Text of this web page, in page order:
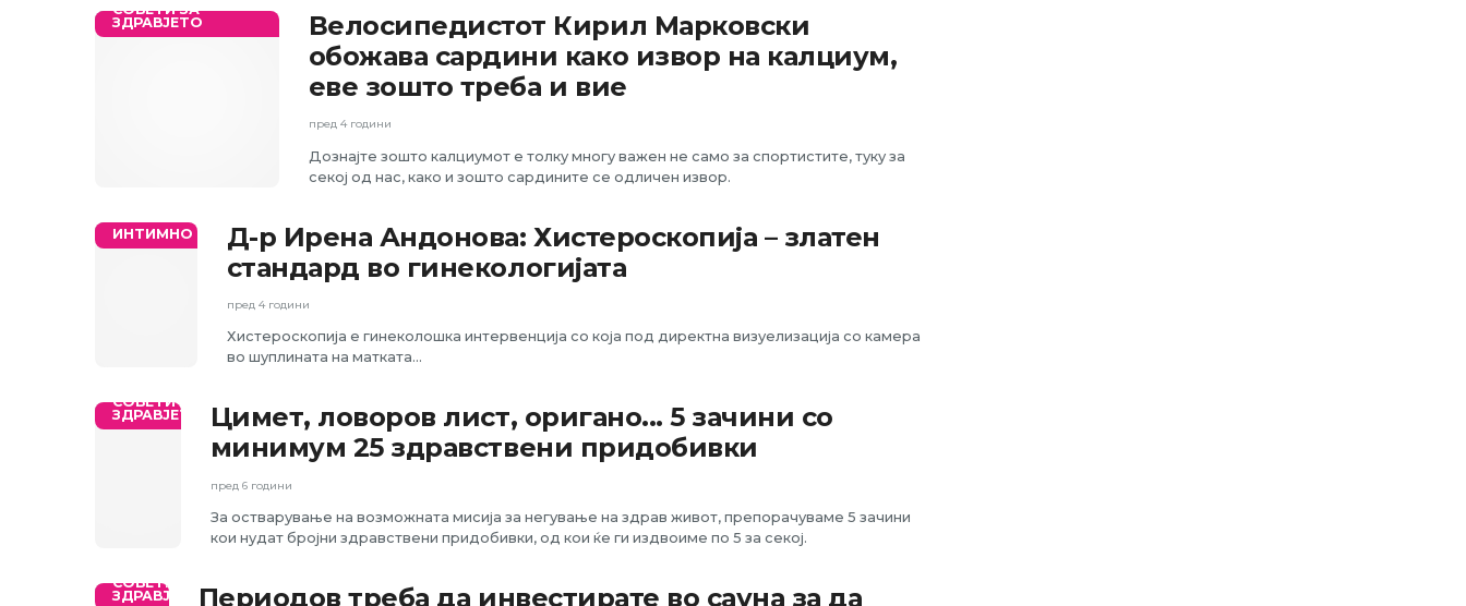
СОВЕТИ ЗА
ЗДРАВЈЕТО
Велосипедистот Кирил Марковски
обожава сардини како извор на калциум,
еве зошто треба и вие
пред 4 години
Дознајте зошто калциумот е толку многу важен не само за спортистите, туку за
секој од нас, како и зошто сардините се одличен извор.
ИНТИМНО
Д-р Ирена Андонова: Хистероскопија – златен
стандард во гинекологијата
пред 4 години
Хистероскопија е гинеколошка интервенција со која под директна визуелизација со камера
во шуплината на матката...
СОВЕТИ ЗА
ЗДРАВЈЕТО
Цимет, ловоров лист, оригано... 5 зачини со
минимум 25 здравствени придобивки
пред 6 години
За остварување на возможната мисија за негување на здрав живот, препорачуваме 5 зачини
кои нудат бројни здравствени придобивки, од кои ќе ги издвоиме по 5 за секој.
СОВЕТИ ЗА
ЗДРАВЈЕТО Периодов треба да инвестирате во сауна за да